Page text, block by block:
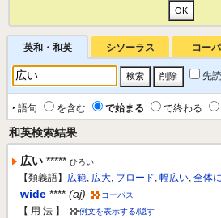
英和・和英 シソーラス コー
先読
‣ 語句 を含む で始まる で終わる
和英検索結果
広い ***** ひろい
【類義語】 広範, 広大, ブロード, 幅広い, 全体
wide **** (aj) コーパス
【 用 法 】 例文を表示する/隠す